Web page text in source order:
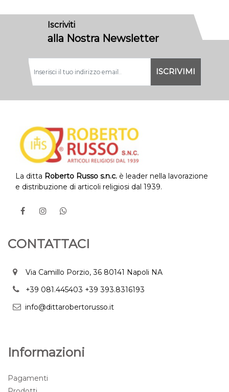
Iscriviti
alla Nostra Newsletter
La ditta Roberto Russo s.n.c. è leader nella lavorazione
e distribuzione di articoli religiosi dal 1939.
CONTATTACI
Via Camillo Porzio, 36 80141 Napoli NA
+39 081.445403 +39 393.8316193
info@dittarobertorusso.it
Informazioni
Pagamenti